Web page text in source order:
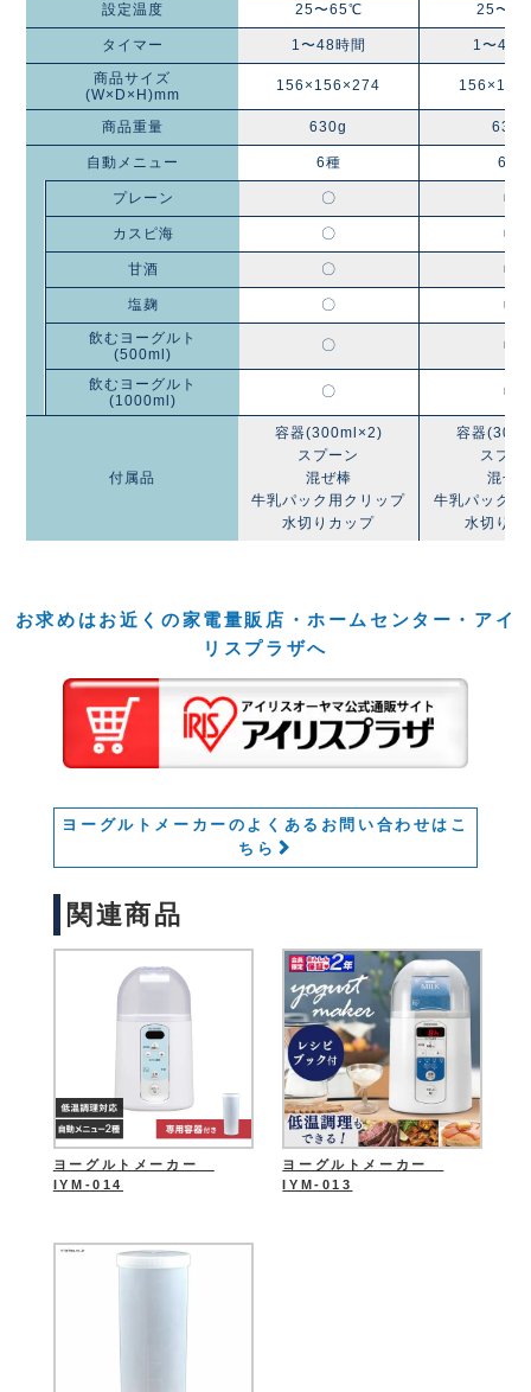
設定温度 25〜65℃ 25〜
タイマー 1〜48時間
1〜48
商品サイズ
(W×D×H)mm
156×156×274
商品重量 630g 630g
自動メニュー 6種 6種
プレーン 〇 〇
カスピ海 〇 〇
甘酒 〇 〇
塩麹 〇
〇
飲むヨーグルト
(500ml)
〇 〇
飲むヨーグルト
(1000ml)
〇 〇
付属品
容器(300ml×2)
スプーン
混ぜ棒
牛乳パック用クリップ
水切りカップ
容器
スプー
混ぜ
牛乳パック用
水切りカ
お求めはお近くの家電量販店・ホームセンター・アイ
リスプラザへ
ヨーグルトメーカーのよくあるお問い合わせはこ
ちら
関連商品
ヨーグルトメーカー
IYM-014
ヨーグルトメーカー
IYM-013